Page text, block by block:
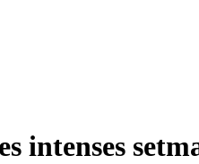
intenses